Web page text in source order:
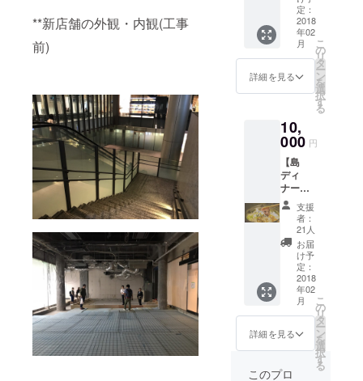
**新店舗の外観・内観(工事
前)
像はイ
メージ
です。
実際の
内容と
は異な
5,000円
分の食
事券で
す。 パ
トロン
限定、
ワンド
リンク
プレゼ
ント！
■有効期
限
2018年
4月30日
まで *画
像はイ
メージ
です。
実際の
内容と
は異な
りま
す。
定：
2018
年02
月
詳細を見る
こ
の
リ
タ
ー
ン
を
選
択
す
る
10,
000 円
【島
ディ
ナーチ
ケット
¥10,000
】 ディ
ナーで
使える
10,000
円分の
食事券
です。
パトロ
ン限
定、ワ
ンドリ
ンク無
支援
者：
21人
お届
け予
定：
2018
年02
月
詳細を見る
こ
の
リ
タ
ー
ン
を
選
択
す
る
このプロ